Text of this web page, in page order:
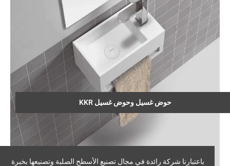
حوض غسيل وحوض غسيل KKR
باعتبارنا شركة رائدة في مجال تصنيع الأسطح الصلبة وتصنيعها بخبرة